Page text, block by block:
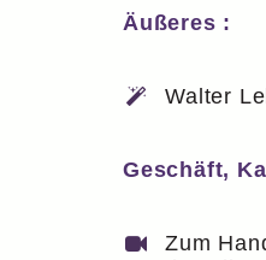
Äußeres :
Walter
Geschäft,
Zum